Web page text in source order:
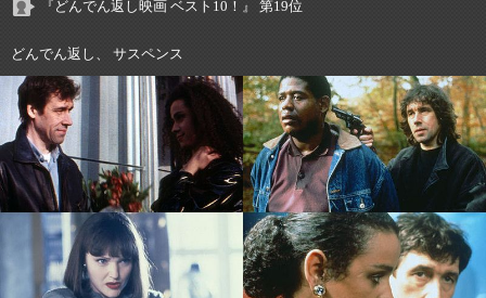
『どんでん返し映画 ベスト10！』 第19位
どんでん返し、 サスペンス